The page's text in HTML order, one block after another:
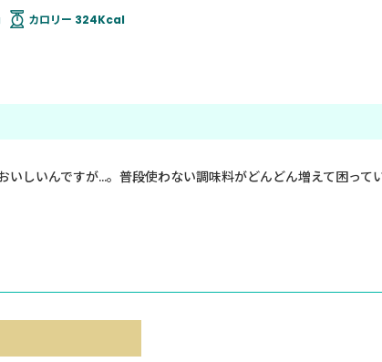
カロリー 324Kcal
いしいんですが…。普段使わない調味料がどんどん増えて困って